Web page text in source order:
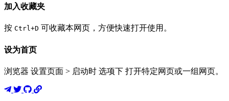
加入收藏夹
按 Ctrl+D 可收藏本网页，方便快速打开使用。
设为首页
浏览器 设置页面 > 启动时 选项下 打开特定网页或一组网页。